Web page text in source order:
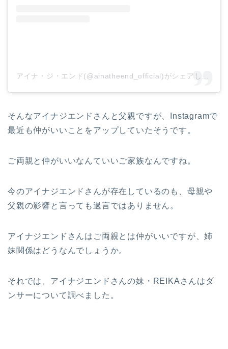
そんなアイナジエンドさんと父親ですが、Instagramで
最近も仲がいいことをアップしていたそうです。
ご両親と仲がいいなんていいご家族なんですね。
今のアイナジエンドさんが存在しているのも、母親や
父親の影響と言っても過言ではありません。
アイナジエンドさんはご両親とは仲がいいですが、姉
妹関係はどうなんでしょうか。
それでは、アイナジエンドさんの妹・REIKAさんはダ
ンサーについて調べました。